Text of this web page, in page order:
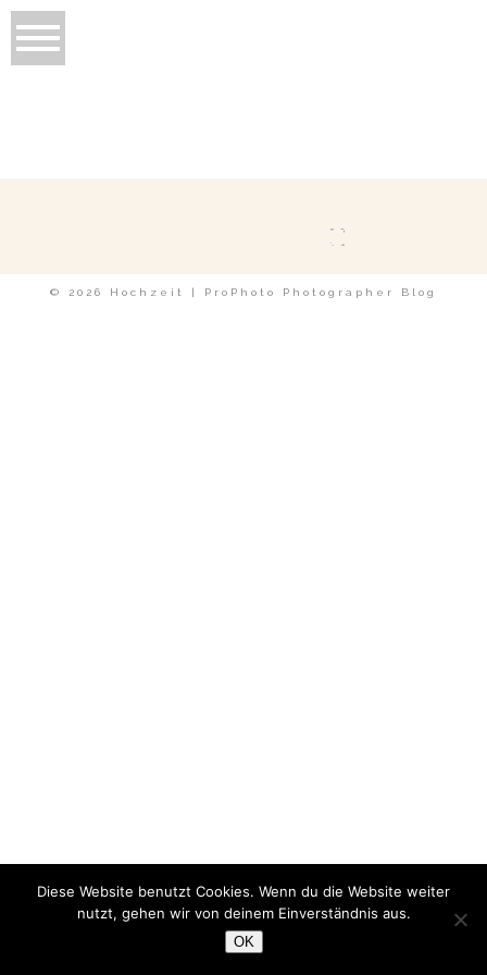
© 2026 Hochzeit ProPhoto Photographer Blog
Diese Website benutzt Cookies. Wenn du die Website weiter
nutzt, gehen wir von deinem Einverständnis aus.
OK